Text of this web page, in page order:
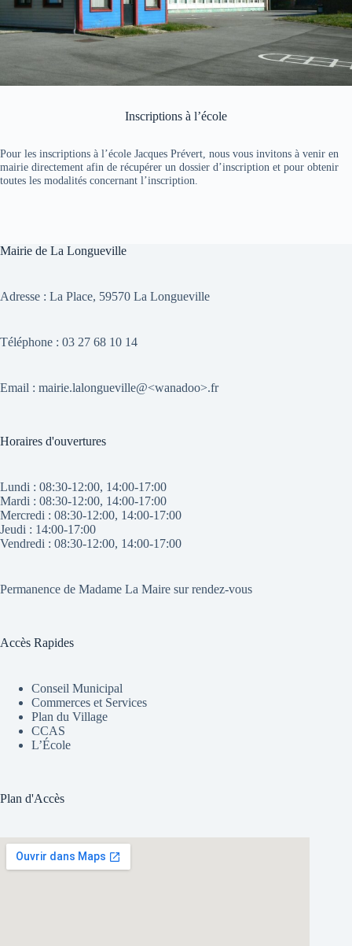
Inscriptions à l’école
Pour les inscriptions à l’école Jacques Prévert, nous vous invitons à venir en
mairie directement afin de récupérer un dossier d’inscription et pour obtenir
toutes les modalités concernant l’inscription.
Mairie de La Longueville
Adresse : La Place, 59570 La Longueville
Téléphone : 03 27 68 10 14
Email : mairie.lalongueville@<wanadoo>.fr
Horaires d'ouvertures
Lundi : 08:30-12:00, 14:00-17:00
Mardi : 08:30-12:00, 14:00-17:00
Mercredi : 08:30-12:00, 14:00-17:00
Jeudi : 14:00-17:00
Vendredi : 08:30-12:00, 14:00-17:00
Permanence de Madame La Maire sur rendez-vous
Accès Rapides
Conseil Municipal
Commerces et Services
Plan du Village
CCAS
L’École
Plan d'Accès